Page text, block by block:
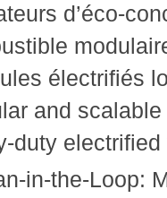
d’éco-
électrifiés
and
duty electrified
in-the-Loop: